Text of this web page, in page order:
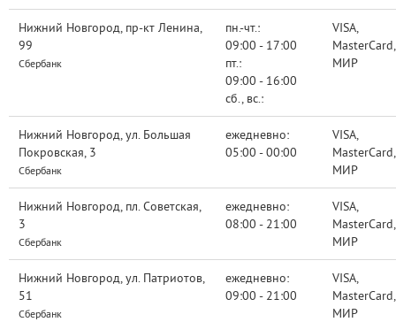
Нижний Новгород, пр-кт Ленина,
99
Сбербанк
пн.-чт.:
09:00 - 17:00
пт.:
09:00 - 16:00
сб., вс.:
VISA,
MasterCard,
МИР
Нижний Новгород, ул. Большая
Покровская, 3
Сбербанк
ежедневно:
05:00 - 00:00
VISA,
MasterCard,
МИР
Нижний Новгород, пл. Советская,
3
Сбербанк
ежедневно:
08:00 - 21:00
VISA,
MasterCard,
МИР
Нижний Новгород, ул. Патриотов,
51
Сбербанк
ежедневно:
09:00 - 21:00
VISA,
MasterCard,
МИР